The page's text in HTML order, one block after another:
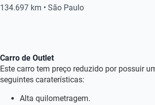
134.697 km • São Paulo
Carro de Outlet
Este carro tem preço reduzido por possuir
seguintes caraterísticas:
Alta quilometragem.